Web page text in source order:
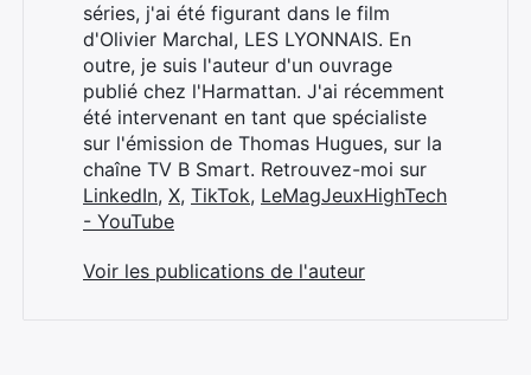
séries, j'ai été figurant dans le film
d'Olivier Marchal, LES LYONNAIS. En
outre, je suis l'auteur d'un ouvrage
publié chez l'Harmattan. J'ai récemment
été intervenant en tant que spécialiste
sur l'émission de Thomas Hugues, sur la
chaîne TV B Smart. Retrouvez-moi sur
LinkedIn, X, TikTok, LeMagJeuxHighTech
- YouTube
Voir les publications de l'auteur